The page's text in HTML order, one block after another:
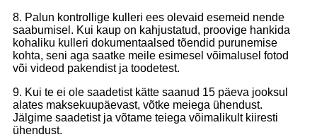
8. Palun kontrollige kulleri ees olevaid esemeid nende
saabumisel. Kui kaup on kahjustatud, proovige hankida
kohaliku kulleri dokumentaalsed tõendid purunemise
kohta, seni aga saatke meile esimesel võimalusel fotod
või videod pakendist ja toodetest.
9. Kui te ei ole saadetist kätte saanud 15 päeva jooksul
alates maksekuupäevast, võtke meiega ühendust.
Jälgime saadetist ja võtame teiega võimalikult kiiresti
ühendust.